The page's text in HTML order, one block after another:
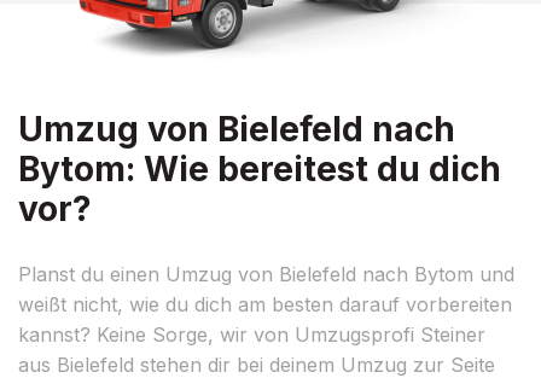
Umzug von Bielefeld nach
Bytom: Wie bereitest du dich
vor?
Planst du einen Umzug von Bielefeld nach Bytom und
weißt nicht, wie du dich am besten darauf vorbereiten
kannst? Keine Sorge, wir von Umzugsprofi Steiner
aus Bielefeld stehen dir bei deinem Umzug zur Seite